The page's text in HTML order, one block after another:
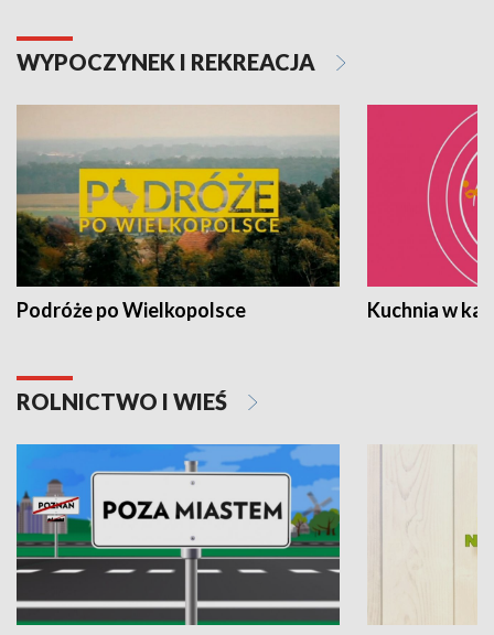
WYPOCZYNEK I REKREACJA
Podróże po Wielkopolsce Kuchnia w
ROLNICTWO I WIEŚ